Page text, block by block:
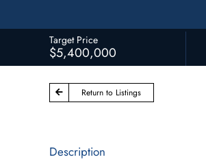
Target Price
$5,400,000
Return to Listings
Description